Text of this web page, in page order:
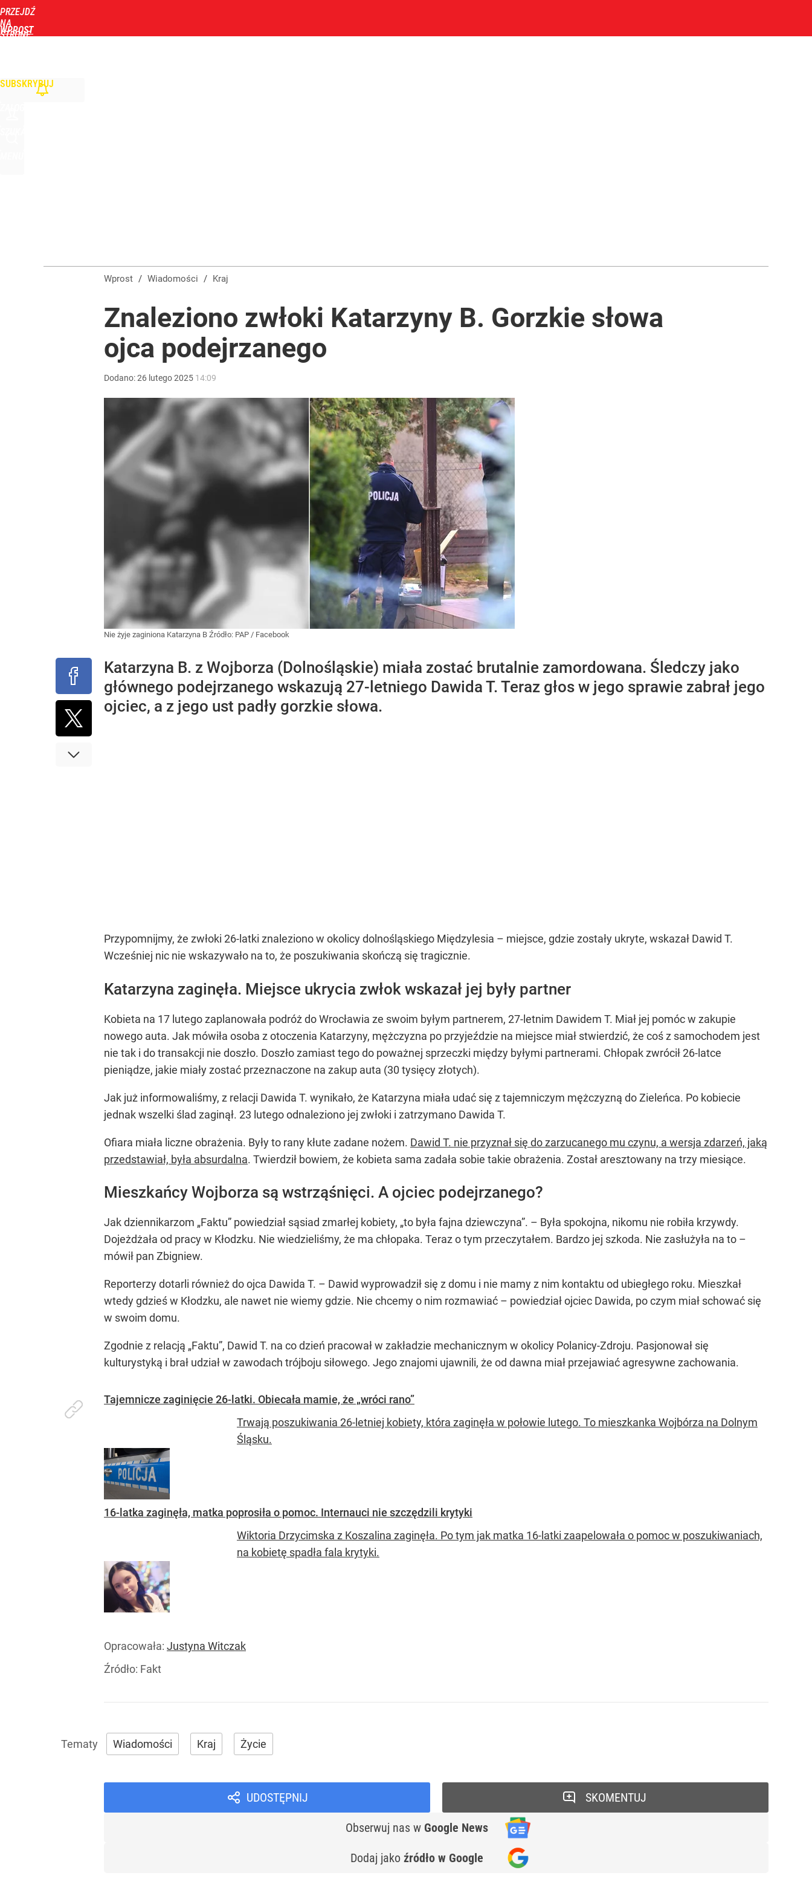
PRZEJDŹ
NA
STRONĘ
WPROST
SUBSKRYBUJ
Wprost / Wiadomości / Kraj
Znaleziono zwłoki Katarzyny B. Gorzkie słowa
ojca podejrzanego
Dodano:26 lutego2025 14:09
Nie żyje zaginiona Katarzyna B Źródło: PAP / Facebook
Katarzyna B. z Wojborza (Dolnośląskie) miała zostać brutalnie zamordowana. Śledczy jako
głównego podejrzanego wskazują 27-letniego Dawida T. Teraz głos w jego sprawie zabrał jego
ojciec, a z jego ust padły gorzkie słowa.
Przypomnijmy, że zwłoki 26-latki znaleziono w okolicy dolnośląskiego Międzylesia – miejsce, gdzie zostały ukryte, wskazał Dawid T.
Wcześniej nic nie wskazywało na to, że poszukiwania skończą się tragicznie.
Katarzyna zaginęła. Miejsce ukrycia zwłok wskazał jej były partner
Kobieta na 17 lutego zaplanowała podróż do Wrocławia ze swoim byłym partnerem, 27-letnim Dawidem T. Miał jej pomóc w zakupie
nowego auta. Jak mówiła osoba z otoczenia Katarzyny, mężczyzna po przyjeździe na miejsce miał stwierdzić, że coś z samochodem jest
nie tak i do transakcji nie doszło. Doszło zamiast tego do poważnej sprzeczki między byłymi partnerami. Chłopak zwrócił 26-latce
pieniądze, jakie miały zostać przeznaczone na zakup auta (30 tysięcy złotych).
Jak już informowaliśmy, z relacji Dawida T. wynikało, że Katarzyna miała udać się z tajemniczym mężczyzną do Zieleńca. Po kobiecie
jednak wszelki ślad zaginął. 23 lutego odnaleziono jej zwłoki i zatrzymano Dawida T.
Ofiara miała liczne obrażenia. Były to rany kłute zadane nożem. Dawid T. nie przyznał się do zarzucanego mu czynu, a wersja zdarzeń, jaką
przedstawiał, była absurdalna. Twierdził bowiem, że kobieta sama zadała sobie takie obrażenia. Został aresztowany na trzy miesiące.
Mieszkańcy Wojborza są wstrząśnięci. A ojciec podejrzanego?
Jak dziennikarzom „Faktu” powiedział sąsiad zmarłej kobiety, „to była fajna dziewczyna”. – Była spokojna, nikomu nie robiła krzywdy.
Dojeżdżała od pracy w Kłodzku. Nie wiedzieliśmy, że ma chłopaka. Teraz o tym przeczytałem. Bardzo jej szkoda. Nie zasłużyła na to –
mówił pan Zbigniew.
Reporterzy dotarli również do ojca Dawida T. – Dawid wyprowadził się z domu i nie mamy z nim kontaktu od ubiegłego roku. Mieszkał
wtedy gdzieś w Kłodzku, ale nawet nie wiemy gdzie. Nie chcemy o nim rozmawiać – powiedział ojciec Dawida, po czym miał schować się
w swoim domu.
Zgodnie z relacją „Faktu”, Dawid T. na co dzień pracował w zakładzie mechanicznym w okolicy Polanicy-Zdroju. Pasjonował się
kulturystyką i brał udział w zawodach trójboju siłowego. Jego znajomi ujawnili, że od dawna miał przejawiać agresywne zachowania.
Tajemnicze zaginięcie 26-latki. Obiecała mamie, że „wróci rano”
Trwają poszukiwania 26-letniej kobiety, która zaginęła w połowie lutego. To mieszkanka Wojbórza na Dolnym
Śląsku.
16-latka zaginęła, matka poprosiła o pomoc. Internauci nie szczędzili krytyki
Wiktoria Drzycimska z Koszalina zaginęła. Po tym jak matka 16-latki zaapelowała o pomoc w poszukiwaniach,
na kobietę spadła fala krytyki.
Opracowała: Justyna Witczak
Źródło: Fakt
Wiadomości Kraj Życie
UDOSTĘPNIJ
Obserwuj nas w Google News
Dodaj jako źródło w Google
SKOMENTUJ